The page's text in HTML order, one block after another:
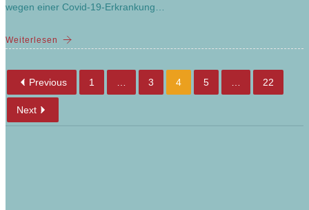
wegen einer Covid-19-Erkrankung…
Weiterlesen
Previous 1 3 4 5 22
Next